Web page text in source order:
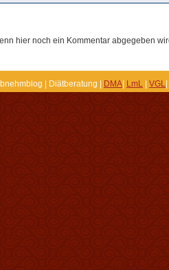
hier noch ein Kommentar abgegeben
| Diätberatung | DMA LmL VGL